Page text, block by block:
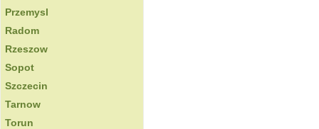
Przemysl
Radom
Rzeszow
Sopot
Szczecin
Tarnow
Torun